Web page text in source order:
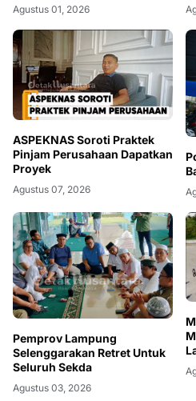
Agustus 01, 2026
ASPEKNAS Soroti Praktek
Pinjam Perusahaan Dapatkan
Proyek
Agustus 07, 2026
Pemprov Lampung
Selenggarakan Retret Untuk
Seluruh Sekda
Agustus 03, 2026